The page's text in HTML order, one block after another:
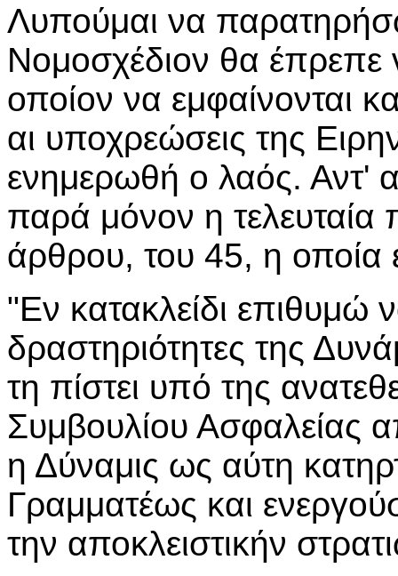
Λυπούμαι να
Νομοσχέδιον θα έπρεπε
οποίον να εμφαίνονται
αι υποχρεώσεις της
ενημερωθή ο λαός. Αντ'
παρά μόνον η τελευταία
άρθρου, του 45, η οποία
"Εν κατακλείδι επιθυμώ
δραστηριότητες της
τη πίστει υπό της
Συμβουλίου Ασφαλείας
η Δύναμις ως αύτη
Γραμματέως και
την αποκλειστικήν